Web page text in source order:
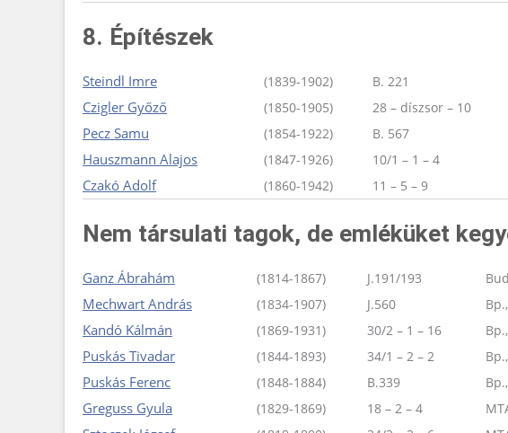
8. Építészek
Steindl Imre (1839-1902) B. 221
Czigler Győző (1850-1905) 28 – díszsor – 10
Pecz Samu (1854-1922) B. 567
Hauszmann Alajos (1847-1926) 10/1 – 1 – 4
Czakó Adolf (1860-1942) 11 – 5 – 9
Nem társulati tagok, de emléküket
Ganz Ábrahám (1814-1867) J.191/193
Mechwart András (1834-1907) J.560
Kandó Kálmán (1869-1931) 30/2 – 1 – 16
Puskás Tivadar (1844-1893) 34/1 – 2 – 2
Puskás Ferenc (1848-1884) B.339
Greguss Gyula (1829-1869) 18 – 2 – 4